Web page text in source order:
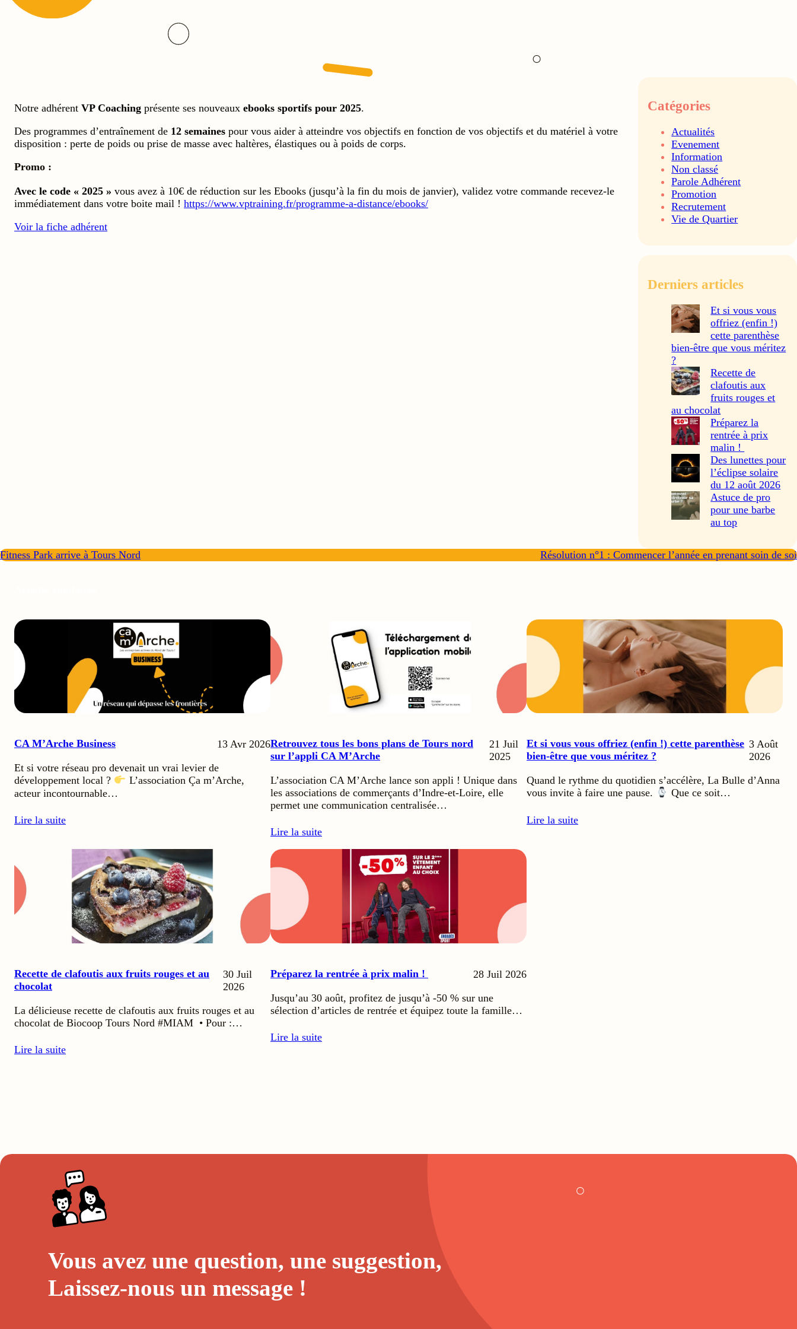
Notre adhérent VP Coaching présente ses nouveaux ebooks sportifs pour 2025.
Des programmes d’entraînement de 12 semaines pour vous aider à atteindre vos objectifs en fonction de vos objectifs et du matériel à votre
disposition : perte de poids ou prise de masse avec haltères, élastiques ou à poids de corps.
Promo :
Avec le code « 2025 » vous avez à 10€ de réduction sur les Ebooks (jusqu’à la fin du mois de janvier), validez votre commande recevez-le
immédiatement dans votre boite mail ! https://www.vptraining.fr/programme-a-distance/ebooks/
Voir la fiche adhérent
Catégories
Actualités
Evenement
Information
Non classé
Parole Adhérent
Promotion
Recrutement
Vie de Quartier
Derniers articles
Et si vous vous
offriez (enfin !)
cette parenthèse
bien-être que vous méritez
?
Recette de
clafoutis aux
fruits rouges et
au chocolat
Préparez la
rentrée à prix
malin !
Des lunettes pour
l’éclipse solaire
du 12 août 2026
Astuce de pro
pour une barbe
au top
Fitness Park arrive à Tours Nord Résolution n°1 : Commencer l’année en prenant soin de soi
CA M’Arche Business
13 Avr 2026
Et si votre réseau pro devenait un vrai levier de
développement local ?
L’association Ça m’Arche,
acteur incontournable…
Lire la suite
Retrouvez tous les bons plans de Tours nord
sur l’appli CA M’Arche
21 Juil
2025
L’association CA M’Arche lance son appli ! Unique dans
les associations de commerçants d’Indre-et-Loire, elle
permet une communication centralisée…
Lire la suite
Et si vous vous offriez (enfin !) cette parenthèse
bien-être que vous méritez ?
3 Août
2026
Quand le rythme du quotidien s’accélère, La Bulle d’Anna
vous invite à faire une pause.
Que ce soit…
Lire la suite
Recette de clafoutis aux fruits rouges et au
chocolat
30 Juil
2026
La délicieuse recette de clafoutis aux fruits rouges et au
chocolat de Biocoop Tours Nord #MIAM • Pour :…
Lire la suite
Préparez la rentrée à prix malin !
28 Juil 2026
Jusqu’au 30 août, profitez de jusqu’à -50 % sur une
sélection d’articles de rentrée et équipez toute la famille…
Lire la suite
Vous avez une question, une suggestion,
Laissez-nous un message!